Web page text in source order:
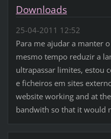
Downloads
25-04-2011 12:52
Para me ajudar a manter
mesmo tempo reduzir a
ultrapassar limites, estou
e ficheiros em sites
website working and at
bandwith so that it would